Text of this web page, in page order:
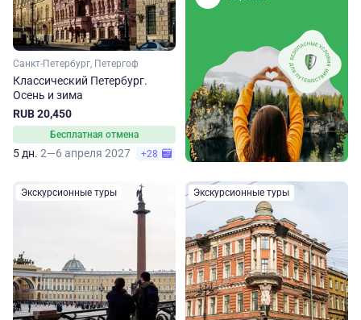
Санкт-Петербург, Петергоф
Классический Петербург.
Осень и зима
RUB 20,450
Бесплатная отмена
5 дн. 2—6 апреля 2027 +28
Экскурсионные туры Экскурсионные туры